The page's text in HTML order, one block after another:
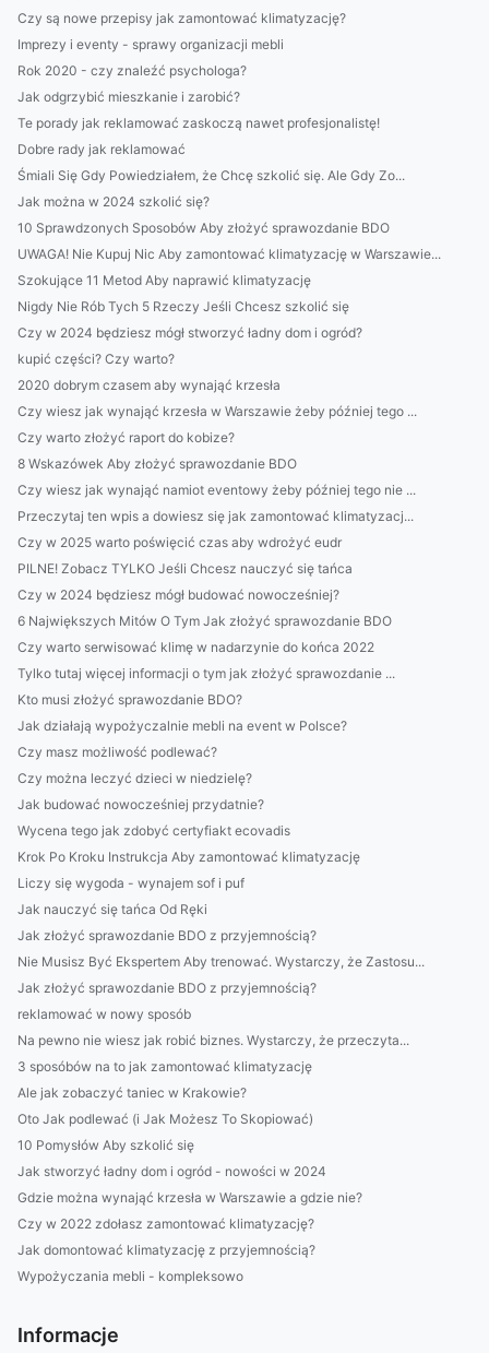
Czy są nowe przepisy jak zamontować klimatyzację?
Imprezy i eventy - sprawy organizacji mebli
Rok 2020 - czy znaleźć psychologa?
Jak odgrzybić mieszkanie i zarobić?
Te porady jak reklamować zaskoczą nawet profesjonalistę!
Dobre rady jak reklamować
Śmiali Się Gdy Powiedziałem, że Chcę szkolić się. Ale Gdy Zo...
Jak można w 2024 szkolić się?
10 Sprawdzonych Sposobów Aby złożyć sprawozdanie BDO
UWAGA! Nie Kupuj Nic Aby zamontować klimatyzację w Warszawie...
Szokujące 11 Metod Aby naprawić klimatyzację
Nigdy Nie Rób Tych 5 Rzeczy Jeśli Chcesz szkolić się
Czy w 2024 będziesz mógł stworzyć ładny dom i ogród?
kupić części? Czy warto?
2020 dobrym czasem aby wynająć krzesła
Czy wiesz jak wynająć krzesła w Warszawie żeby później tego ...
Czy warto złożyć raport do kobize?
8 Wskazówek Aby złożyć sprawozdanie BDO
Czy wiesz jak wynająć namiot eventowy żeby później tego nie ...
Przeczytaj ten wpis a dowiesz się jak zamontować klimatyzacj...
Czy w 2025 warto poświęcić czas aby wdrożyć eudr
PILNE! Zobacz TYLKO Jeśli Chcesz nauczyć się tańca
Czy w 2024 będziesz mógł budować nowocześniej?
6 Największych Mitów O Tym Jak złożyć sprawozdanie BDO
Czy warto serwisować klimę w nadarzynie do końca 2022
Tylko tutaj więcej informacji o tym jak złożyć sprawozdanie ...
Kto musi złożyć sprawozdanie BDO?
Jak działają wypożyczalnie mebli na event w Polsce?
Czy masz możliwość podlewać?
Czy można leczyć dzieci w niedzielę?
Jak budować nowocześniej przydatnie?
Wycena tego jak zdobyć certyfiakt ecovadis
Krok Po Kroku Instrukcja Aby zamontować klimatyzację
Liczy się wygoda - wynajem sof i puf
Jak nauczyć się tańca Od Ręki
Jak złożyć sprawozdanie BDO z przyjemnością?
Nie Musisz Być Ekspertem Aby trenować. Wystarczy, że Zastosu...
Jak złożyć sprawozdanie BDO z przyjemnością?
reklamować w nowy sposób
Na pewno nie wiesz jak robić biznes. Wystarczy, że przeczyta...
3 sposóbów na to jak zamontować klimatyzację
Ale jak zobaczyć taniec w Krakowie?
Oto Jak podlewać (i Jak Możesz To Skopiować)
10 Pomysłów Aby szkolić się
Jak stworzyć ładny dom i ogród - nowości w 2024
Gdzie można wynająć krzesła w Warszawie a gdzie nie?
Czy w 2022 zdołasz zamontować klimatyzację?
Jak domontować klimatyzację z przyjemnością?
Wypożyczania mebli - kompleksowo
Informacje